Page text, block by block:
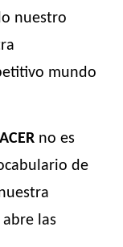
nuestro
mundo
no es
de
las